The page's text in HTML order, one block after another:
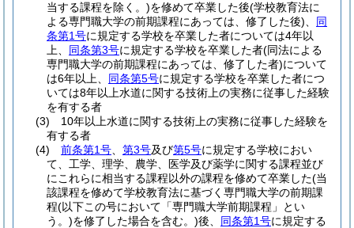
当する課程を除く。)を修めて卒業した後(学校教育法に
よる専門職大学の前期課程にあっては、修了した後)
同
条第1号に規定する学校を卒業した者については4年以
上、 同条第3号に規定する学校を卒業した者(同法による
専門職大学の前期課程にあっては、修了した者)について
は6年以上、 同条第5号に規定する学校を卒業した者につ
いては8年以上水道に関する技術上の実務に従事した経験
を有する者
(3)
10年以上水道に関する技術上の実務に従事した経験を
有する者
(4)
前条第1号 第3号及び第5号に規定する学校におい
て、工学、理学、農学、医学及び薬学に関する課程並び
にこれらに相当する課程以外の課程を修めて卒業した(当
該課程を修めて学校教育法に基づく専門職大学の前期課
程(以下この号において「専門職大学前期課程」とい
う。)を修了した場合を含む。)後、 同条第1号に規定する